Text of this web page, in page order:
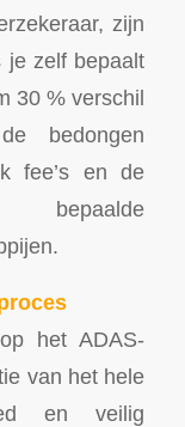
zijn
je zelf bepaalt
30 % verschil
bedongen
fee’s en de
bepaalde
het ADAS-
van het hele
en veilig